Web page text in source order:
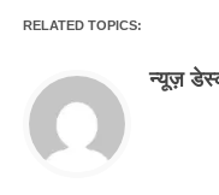
RELATED TOPICS:
न्यूज़